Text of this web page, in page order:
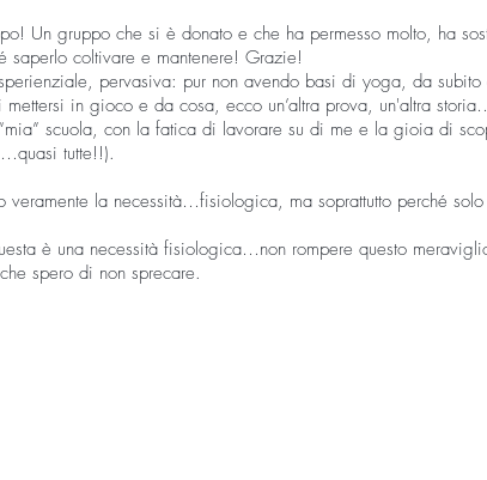
Un gruppo che si è donato e che ha permesso molto, ha
coltivare e mantenere! Grazie!
pervasiva: pur non avendo basi di yoga, da
in gioco e da cosa, ecco un’altra prova, un'altra
scuola, con la fatica di lavorare su di me e la gioia di
tutte!!).
la necessità…fisiologica, ma soprattutto perché
è una necessità fisiologica…non rompere questo
spero di non sprecare.